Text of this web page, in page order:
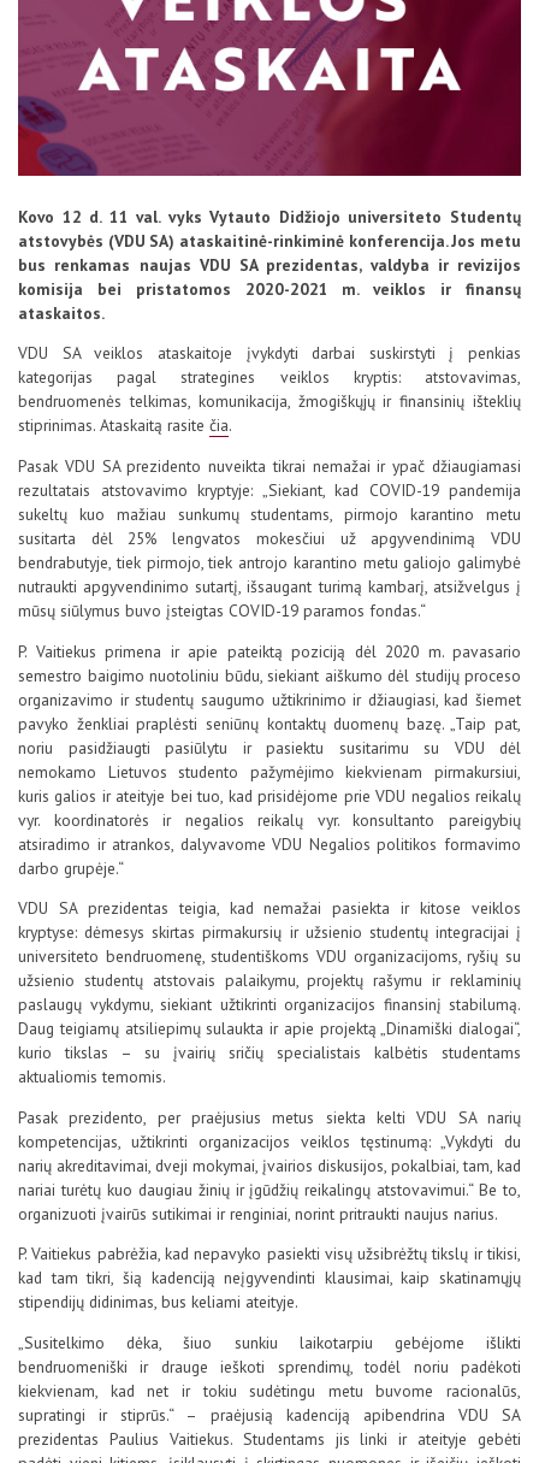
Privatumo politika
Kovo 12 d. 11 val. vyks Vytauto Didžiojo universiteto Studentų
atstovybės (VDU SA) ataskaitinė-rinkiminė konferencija. Jos metu
bus renkamas naujas VDU SA prezidentas, valdyba ir revizijos
komisija bei pristatomos 2020-2021 m. veiklos ir finansų
ataskaitos.
VDU SA veiklos ataskaitoje įvykdyti darbai suskirstyti į penkias
kategorijas pagal strategines veiklos kryptis: atstovavimas,
bendruomenės telkimas, komunikacija, žmogiškųjų ir finansinių išteklių
stiprinimas. Ataskaitą rasite čia.
Pasak VDU SA prezidento nuveikta tikrai nemažai ir ypač džiaugiamasi
rezultatais atstovavimo kryptyje: „Siekiant, kad COVID-19 pandemija
sukeltų kuo mažiau sunkumų studentams, pirmojo karantino metu
susitarta dėl 25% lengvatos mokesčiui už apgyvendinimą VDU
bendrabutyje, tiek pirmojo, tiek antrojo karantino metu galiojo galimybė
nutraukti apgyvendinimo sutartį, išsaugant turimą kambarį, atsižvelgus į
mūsų siūlymus buvo įsteigtas COVID-19 paramos fondas.“
P. Vaitiekus primena ir apie pateiktą poziciją dėl 2020 m. pavasario
semestro baigimo nuotoliniu būdu, siekiant aiškumo dėl studijų proceso
organizavimo ir studentų saugumo užtikrinimo ir džiaugiasi, kad šiemet
pavyko ženkliai praplėsti seniūnų kontaktų duomenų bazę. „Taip pat,
noriu pasidžiaugti pasiūlytu ir pasiektu susitarimu su VDU dėl
nemokamo Lietuvos studento pažymėjimo kiekvienam pirmakursiui,
kuris galios ir ateityje bei tuo, kad prisidėjome prie VDU negalios reikalų
vyr. koordinatorės ir negalios reikalų vyr. konsultanto pareigybių
atsiradimo ir atrankos, dalyvavome VDU Negalios politikos formavimo
darbo grupėje.“
VDU SA prezidentas teigia, kad nemažai pasiekta ir kitose veiklos
kryptyse: dėmesys skirtas pirmakursių ir užsienio studentų integracijai į
universiteto bendruomenę, studentiškoms VDU organizacijoms, ryšių su
užsienio studentų atstovais palaikymu, projektų rašymu ir reklaminių
paslaugų vykdymu, siekiant užtikrinti organizacijos finansinį stabilumą.
Daug teigiamų atsiliepimų sulaukta ir apie projektą „Dinamiški dialogai“,
kurio tikslas – su įvairių sričių specialistais kalbėtis studentams
aktualiomis temomis.
Pasak prezidento, per praėjusius metus siekta kelti VDU SA narių
kompetencijas, užtikrinti organizacijos veiklos tęstinumą: „Vykdyti du
narių akreditavimai, dveji mokymai, įvairios diskusijos, pokalbiai, tam, kad
nariai turėtų kuo daugiau žinių ir įgūdžių reikalingų atstovavimui.“ Be to,
organizuoti įvairūs sutikimai ir renginiai, norint pritraukti naujus narius.
P. Vaitiekus pabrėžia, kad nepavyko pasiekti visų užsibrėžtų tikslų ir tikisi,
kad tam tikri, šią kadenciją neįgyvendinti klausimai, kaip skatinamųjų
stipendijų didinimas, bus keliami ateityje.
„Susitelkimo dėka, šiuo sunkiu laikotarpiu gebėjome išlikti
bendruomeniški ir drauge ieškoti sprendimų, todėl noriu padėkoti
kiekvienam, kad net ir tokiu sudėtingu metu buvome racionalūs,
supratingi ir stiprūs.“ – praėjusią kadenciją apibendrina VDU SA
prezidentas Paulius Vaitiekus. Studentams jis linki ir ateityje gebėti